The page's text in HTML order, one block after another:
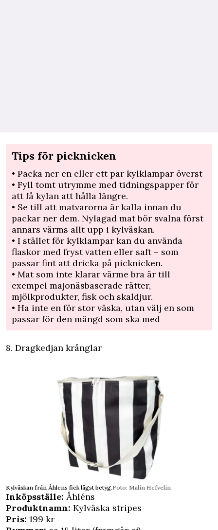
Tips för picknicken
• Packa ner en eller ett par kylklampar överst
• Fyll tomt utrymme med tidningspapper för
att få kylan att hålla längre.
• Se till att matvarorna är kalla innan du
packar ner dem. Nylagad mat bör svalna först
annars värms allt upp i kylväskan.
• I stället för kylklampar kan du använda
flaskor med fryst vatten eller saft – som
passar fint att dricka på picknicken.
• Mat som inte klarar värme bra är till
exempel majonäsbaserade rätter,
mjölkprodukter, fisk och skaldjur.
• Ha inte en för stor väska, utan välj en som
passar för den mängd som ska med
8. Dragkedjan krånglar
Kylväskan från Åhlens fick lägst betyg.Foto: Malin Hefvelin
Inköpsställe: Åhléns
Produktnamn: Kylväska stripes
Pris: 199 kr